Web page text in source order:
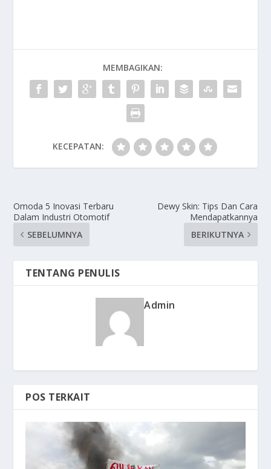
MEMBAGIKAN:
KECEPATAN:
Omoda 5 Inovasi Terbaru
Dalam Industri Otomotif
SEBELUMNYA
Dewy Skin: Tips Dan Cara
Mendapatkannya
BERIKUTNYA
TENTANG PENULIS
Admin
POS TERKAIT